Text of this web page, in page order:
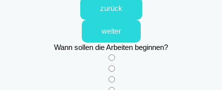
zurück
weiter
Wann sollen die Arbeiten beginnen?